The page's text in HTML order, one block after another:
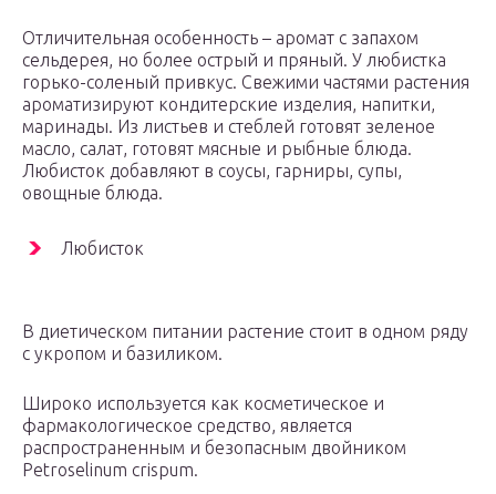
Отличительная особенность – аромат с запахом
сельдерея, но более острый и пряный. У любистка
горько-соленый привкус. Свежими частями растения
ароматизируют кондитерские изделия, напитки,
маринады. Из листьев и стеблей готовят зеленое
масло, салат, готовят мясные и рыбные блюда.
Любисток добавляют в соусы, гарниры, супы,
овощные блюда.
Любисток
В диетическом питании растение стоит в одном ряду
с укропом и базиликом.
Широко используется как косметическое и
фармакологическое средство, является
распространенным и безопасным двойником
Petroselinum crispum.